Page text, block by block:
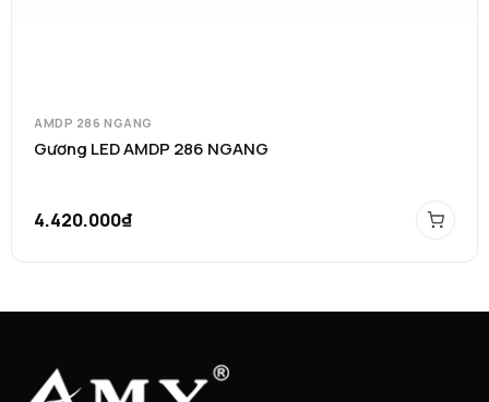
AMDP 286 NGANG
Gương LED AMDP 286 NGANG
4.420.000₫